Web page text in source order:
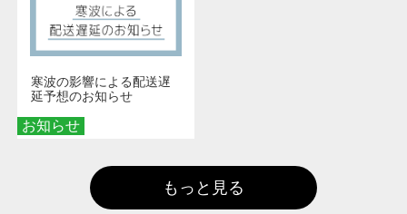
お知らせ
寒波の影響による配送遅
延予想のお知らせ
もっと見る